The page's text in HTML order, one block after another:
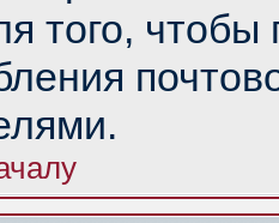
того, чтобы